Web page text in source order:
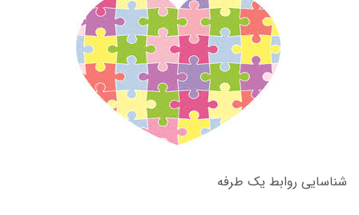
شناسایی روابط یک طرفه